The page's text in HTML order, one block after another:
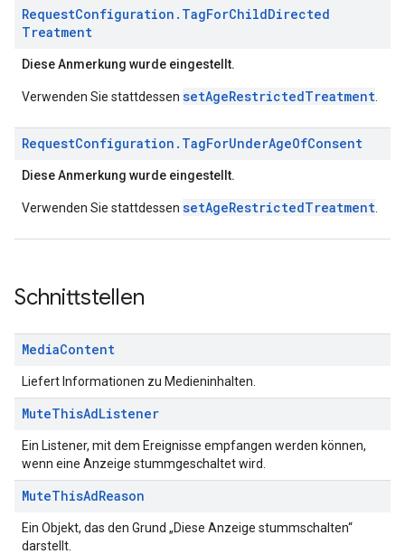
RequestConfiguration . TagForChildDirected
Treatment
Diese Anmerkung wurde eingestellt.
Verwenden Sie stattdessen setAgeRestrictedTreatment
RequestConfiguration . TagForUnderAgeOfConsent
Diese Anmerkung wurde eingestellt.
Verwenden Sie stattdessen setAgeRestrictedTreatment
Schnittstellen
MediaContent
Liefert Informationen zu Medieninhalten.
MuteThisAdListener
Ein Listener, mit dem Ereignisse empfangen werden können,
wenn eine Anzeige stummgeschaltet wird.
MuteThisAdReason
Ein Objekt, das den Grund „Diese Anzeige stummschalten“
darstellt.